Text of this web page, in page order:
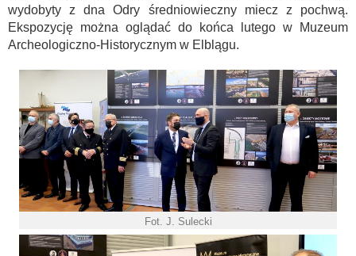
wydobyty z dna Odry średniowieczny miecz z pochwą.
Ekspozycję można oglądać do końca lutego w Muzeum
Archeologiczno-Historycznym w Elblągu.
Fot. J. Sulecki